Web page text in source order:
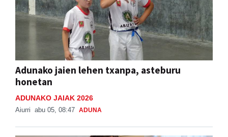
Adunako jaien lehen txanpa, asteburu
honetan
ADUNAKO JAIAK 2026
Aiurri abu 05, 08:47 ADUNA